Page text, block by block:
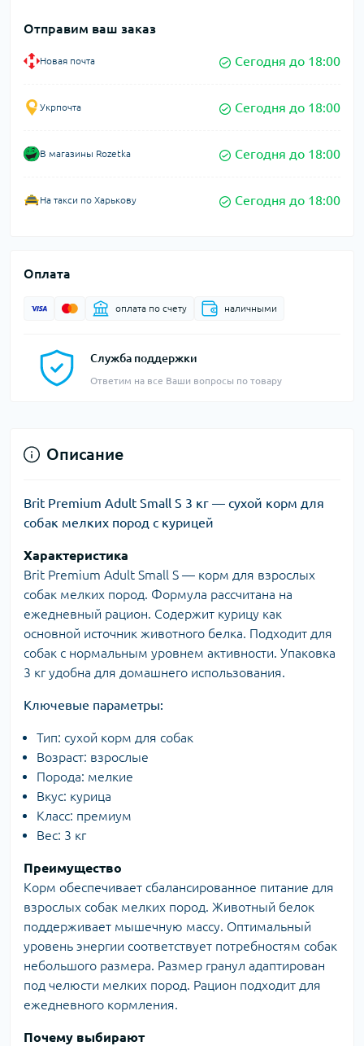
Отправим ваш заказ
Новая почта Сегодня до 18:00
Укрпочта Сегодня до 18:00
В магазины Rozetka Сегодня до 18:00
На такси по Харькову Сегодня до 18:00
Оплата
оплата по счету наличными
Служба поддержки
Ответим на все Ваши вопросы по товару
Описание
Brit Premium Adult Small S 3 кг — сухой корм для
собак мелких пород с курицей
Характеристика
Brit Premium Adult Small S — корм для взрослых
собак мелких пород. Формула рассчитана на
ежедневный рацион. Содержит курицу как
основной источник животного белка. Подходит для
собак с нормальным уровнем активности. Упаковка
3 кг удобна для домашнего использования.
Ключевые параметры:
Тип: сухой корм для собак
Возраст: взрослые
Порода: мелкие
Вкус: курица
Класс: премиум
Вес: 3 кг
Преимущество
Корм обеспечивает сбалансированное питание для
взрослых собак мелких пород. Животный белок
поддерживает мышечную массу. Оптимальный
уровень энергии соответствует потребностям собак
небольшого размера. Размер гранул адаптирован
под челюсти мелких пород. Рацион подходит для
ежедневного кормления.
Почему выбирают